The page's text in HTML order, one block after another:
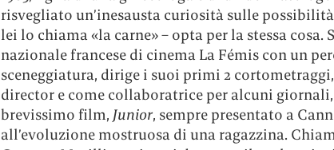
risvegliato un’inesausta curiosità sulle
lei lo chiama «la carne» – opta per la stessa
nazionale francese di cinema La Fémis con un
sceneggiatura, dirige i suoi primi 2
director e come collaboratrice per alcuni
brevissimo film, Junior, sempre presentato a
all’evoluzione mostruosa di una ragazzina.